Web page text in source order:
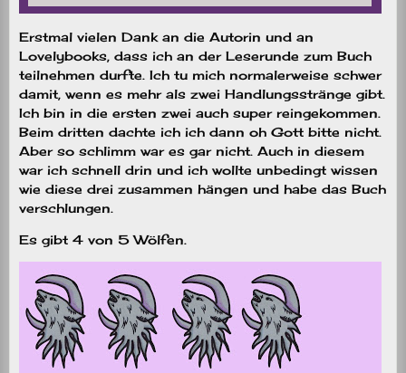
Erstmal vielen Dank an die Autorin und an
Lovelybooks, dass ich an der Leserunde zum Buch
teilnehmen durfte. Ich tu mich normalerweise schwer
damit, wenn es mehr als zwei Handlungsstränge gibt.
Ich bin in die ersten zwei auch super reingekommen.
Beim dritten dachte ich ich dann oh Gott bitte nicht.
Aber so schlimm war es gar nicht. Auch in diesem
war ich schnell drin und ich wollte unbedingt wissen
wie diese drei zusammen hängen und habe das Buch
verschlungen.
Es gibt 4 von 5 Wölfen.